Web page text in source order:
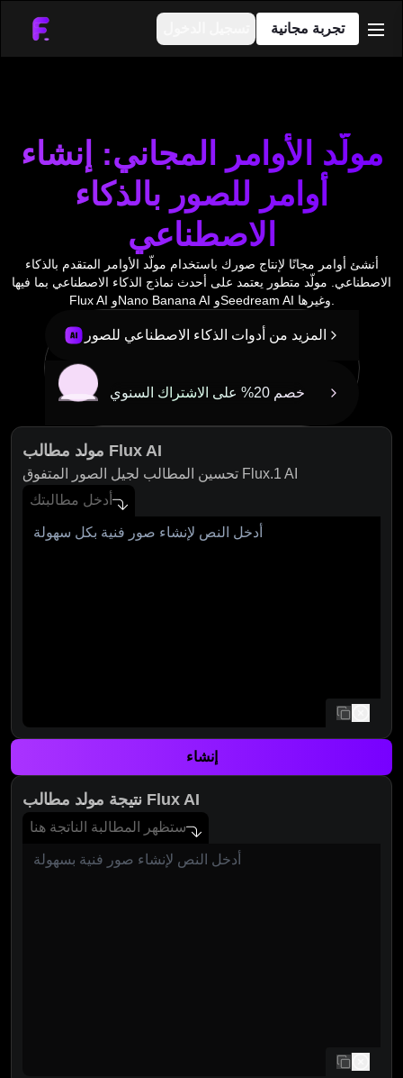
تجربة مجانية
مولّد الأوامر المجاني: إنشاء
أوامر للصور بالذكاء
الاصطناعي
أنشئ أوامر مجانًا لإنتاج صورك باستخدام مولّد الأوامر المتقدم بالذكاء
الاصطناعي. مولّد متطور يعتمد على أحدث نماذج الذكاء الاصطناعي بما فيها
المزيد من أدوات الذكاء الاصطناعي للصور
خصم 20% على الاشتراك السنوي
مولد مطالب Flux AI
تحسين المطالب لجيل الصور المتفوق Flux.1 AI
أدخل مطالبتك
نسخ
إنشاء
نتيجة مولد مطالب Flux AI
ستظهر المطالبة الناتجة هنا
نسخ